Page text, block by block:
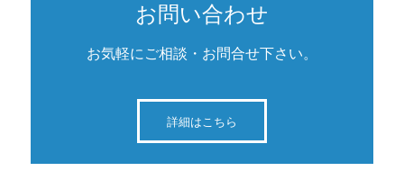
お問い合わせ
お気軽にご相談・お問合せ下さい。
詳細はこちら